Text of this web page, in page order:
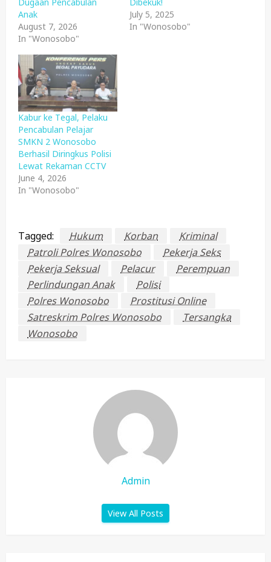
Anak
August 7, 2026
In "Wonosobo"
July 5, 2025
In "Wonosobo"
Kabur ke Tegal, Pelaku
Pencabulan Pelajar
SMKN 2 Wonosobo
Berhasil Diringkus Polisi
Lewat Rekaman CCTV
June 4, 2026
In "Wonosobo"
Tagged: Hukum Korban
Kriminal
Patroli Polres Wonosobo
Pekerja Seks
Pekerja Seksual
Pelacur
Perempuan
Perlindungan Anak
Polisi
Polres Wonosobo
Prostitusi Online
Satreskrim Polres Wonosobo
Tersangka
Wonosobo
Admin
View All Posts